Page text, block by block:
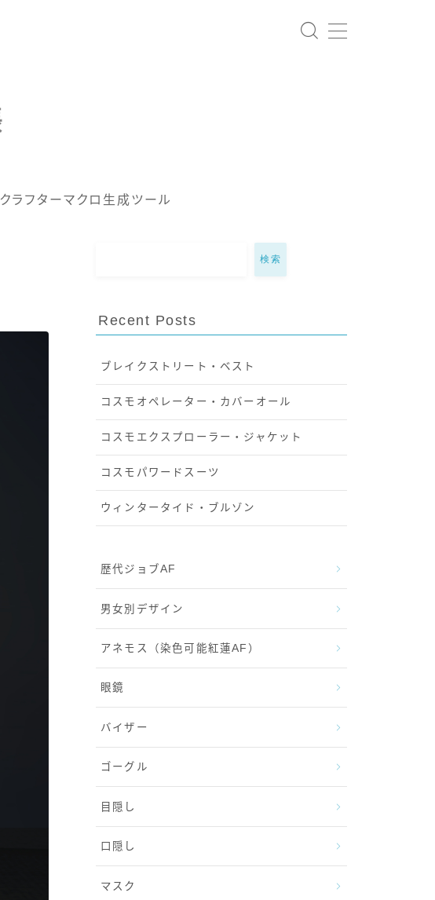
クラフターマクロ生成ツール
検索
Recent Posts
ブレイクストリート・ベスト
コスモオペレーター・カバーオール
コスモエクスプローラー・ジャケット
コスモパワードスーツ
ウィンタータイド・ブルゾン
歴代ジョブAF
男女別デザイン
アネモス（染色可能紅蓮AF）
眼鏡
バイザー
ゴーグル
目隠し
口隠し
マスク